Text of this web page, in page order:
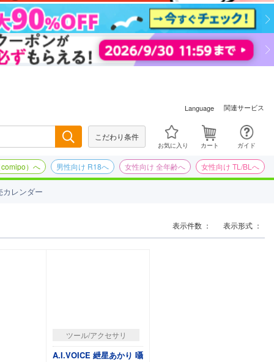
Language 関連サービス
こだわり条件
お気に入り カート ガイド
）へ 男性向け R18へ 女性向け 全年齢へ 女性向け TL/BLへ
カレンダー
表示形式 ：
表示件数 ：
ツール/アクセサリ
A.I.VOICE 紲星あかり 囁